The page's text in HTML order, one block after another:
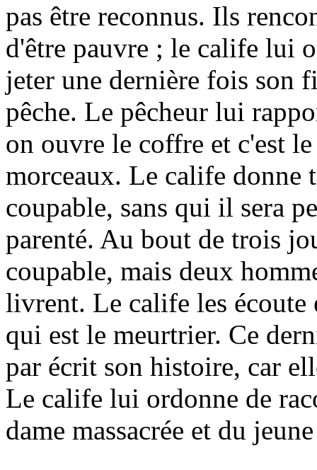
pas être reconnus. Ils
d'être pauvre ; le calife lui
jeter une dernière fois son
pêche. Le pêcheur lui
on ouvre le coffre et c'est
morceaux. Le calife
coupable, sans qui il sera
parenté. Au bout de trois
coupable, mais deux
livrent. Le calife les écoute
qui est le meurtrier. Ce
par écrit son histoire, car
Le calife lui ordonne de
dame massacrée et du